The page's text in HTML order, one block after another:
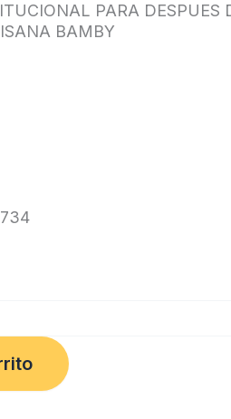
PARA DESPUES
BAMBY